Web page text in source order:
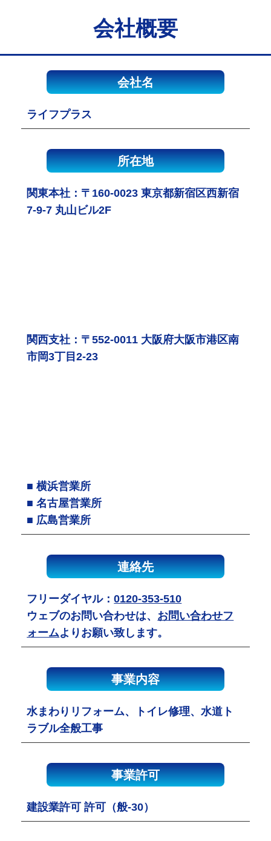
会社概要
会社名
ライフプラス
所在地
関東本社：〒160-0023 東京都新宿区西新宿
7-9-7 丸山ビル2F
関西支社：〒552-0011 大阪府大阪市港区南
市岡3丁目2-23
■ 横浜営業所
■ 名古屋営業所
■ 広島営業所
連絡先
フリーダイヤル：0120-353-510
ウェブのお問い合わせは、 お問い合わせフ
ォームよりお願い致します。
事業内容
水まわりリフォーム、トイレ修理、水道ト
ラブル全般工事
事業許可
建設業許可 許可（般-30）